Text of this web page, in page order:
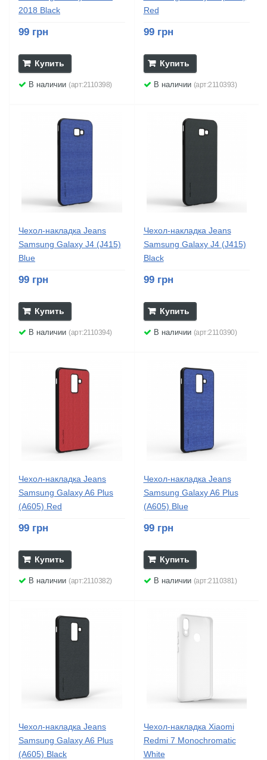
2018 Black
99 грн
Купить
В наличии (арт:2110398)
Red
99 грн
Купить
В наличии (арт:2110393)
Чехол-накладка Jeans
Samsung Galaxy J4 (J415)
Blue
99 грн
Купить
В наличии (арт:2110394)
Чехол-накладка Jeans
Samsung Galaxy J4 (J415)
Black
99 грн
Купить
В наличии (арт:2110390)
Чехол-накладка Jeans
Samsung Galaxy A6 Plus
(A605) Red
99 грн
Купить
В наличии (арт:2110382)
Чехол-накладка Jeans
Samsung Galaxy A6 Plus
(A605) Blue
99 грн
Купить
В наличии (арт:2110381)
Чехол-накладка Jeans
Samsung Galaxy A6 Plus
(A605) Black
Чехол-накладка Xiaomi
Redmi 7 Monochromatic
White